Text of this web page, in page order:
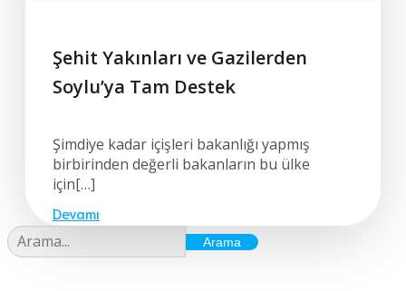
Şehit Yakınları ve Gazilerden
Soylu’ya Tam Destek
Şimdiye kadar içişleri bakanlığı yapmış
birbirinden değerli bakanların bu ülke
için[…]
Devamı
Arama